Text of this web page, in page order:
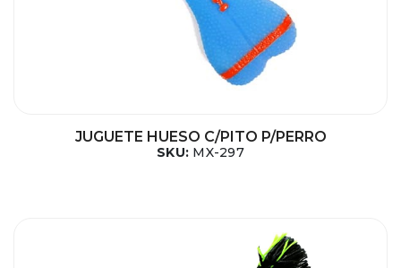
JUGUETE HUESO C/PITO P/PERRO
SKU: MX-297